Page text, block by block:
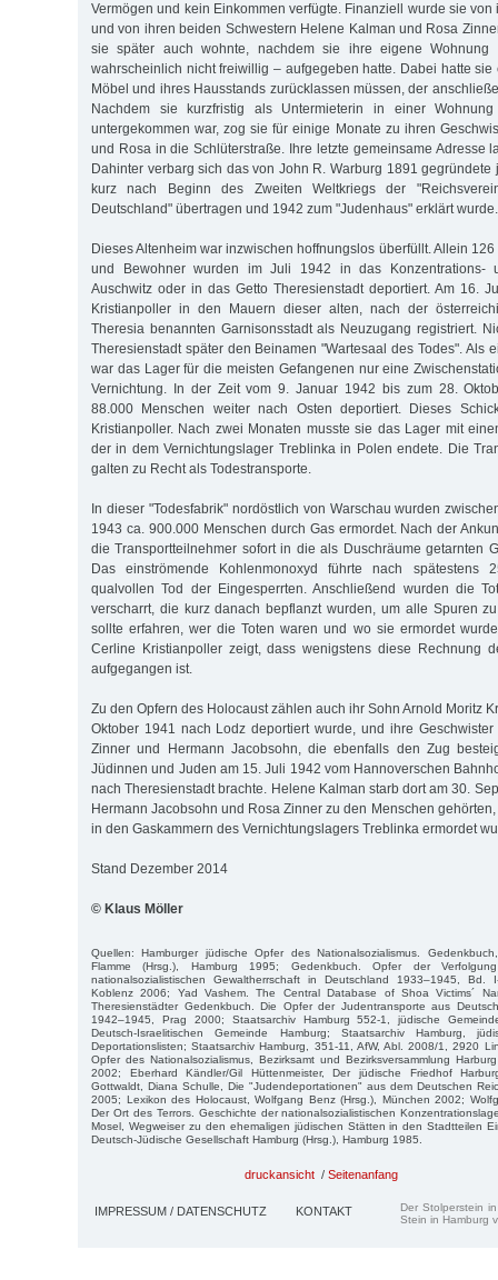
Vermögen und kein Einkommen verfügte. Finanziell wurde sie
und von ihren beiden Schwestern Helene Kalman und Rosa
sie später auch wohnte, nachdem sie ihre eigene
wahrscheinlich nicht freiwillig – aufgegeben hatte. Dabei hatte
Möbel und ihres Hausstands zurücklassen müssen, der
Nachdem sie kurzfristig als Untermieterin in einer
untergekommen war, zog sie für einige Monate zu ihren
und Rosa in die Schlüterstraße. Ihre letzte gemeinsame Adresse
Dahinter verbarg sich das von John R. Warburg 1891 gegründete
kurz nach Beginn des Zweiten Weltkriegs der
Deutschland" übertragen und 1942 zum "Judenhaus" erklärt wurde.
Dieses Altenheim war inzwischen hoffnungslos überfüllt. Allein
und Bewohner wurden im Juli 1942 in das Konzentrations-
Auschwitz oder in das Getto Theresienstadt deportiert. Am 16.
Kristianpoller in den Mauern dieser alten, nach der
Theresia benannten Garnisonsstadt als Neuzugang registriert.
Theresienstadt später den Beinamen "Wartesaal des Todes". Als
war das Lager für die meisten Gefangenen nur eine
Vernichtung. In der Zeit vom 9. Januar 1942 bis zum 28.
88.000 Menschen weiter nach Osten deportiert. Dieses
Kristianpoller. Nach zwei Monaten musste sie das Lager mit
der in dem Vernichtungslager Treblinka in Polen endete. Die
galten zu Recht als Todestransporte.
In dieser "Todesfabrik" nordöstlich von Warschau wurden
1943 ca. 900.000 Menschen durch Gas ermordet. Nach der
die Transportteilnehmer sofort in die als Duschräume getarnten
Das einströmende Kohlenmonoxyd führte nach spätestens
qualvollen Tod der Eingesperrten. Anschließend wurden die
verscharrt, die kurz danach bepflanzt wurden, um alle Spuren
sollte erfahren, wer die Toten waren und wo sie ermordet
Cerline Kristianpoller zeigt, dass wenigstens diese Rechnung
aufgegangen ist.
Zu den Opfern des Holocaust zählen auch ihr Sohn Arnold Moritz
Oktober 1941 nach Lodz deportiert wurde, und ihre
Zinner und Hermann Jacobsohn, die ebenfalls den Zug
Jüdinnen und Juden am 15. Juli 1942 vom Hannoverschen
nach Theresienstadt brachte. Helene Kalman starb dort am 30.
Hermann Jacobsohn und Rosa Zinner zu den Menschen
in den Gaskammern des Vernichtungslagers Treblinka ermordet
Stand Dezember 2014
© Klaus Möller
Quellen: Hamburger jüdische Opfer des Nationalsozialismus.
Flamme (Hrsg.), Hamburg 1995; Gedenkbuch. Opfer der
nationalsozialistischen Gewaltherrschaft in Deutschland 1933–1945, Bd.
Koblenz 2006; Yad Vashem. The Central Database of Shoa Victims´
Theresienstädter Gedenkbuch. Die Opfer der Judentransporte aus
1942–1945, Prag 2000; Staatsarchiv Hamburg 552-1, jüdische
Deutsch-Israelitischen Gemeinde Hamburg; Staatsarchiv Hamburg,
Deportationslisten; Staatsarchiv Hamburg, 351-11, AfW, Abl. 2008/1, 2920
Opfer des Nationalsozialismus, Bezirksamt und Bezirksversammlung
2002; Eberhard Kändler/Gil Hüttenmeister, Der jüdische Friedhof
Gottwaldt, Diana Schulle, Die "Judendeportationen" aus dem Deutschen
2005; Lexikon des Holocaust, Wolfgang Benz (Hrsg.), München 2002;
Der Ort des Terrors. Geschichte der nationalsozialistischen
Mosel, Wegweiser zu den ehemaligen jüdischen Stätten in den Stadtteilen
Deutsch-Jüdische Gesellschaft Hamburg (Hrsg.), Hamburg 1985.
druckansicht / Seitenanfang
IMPRESSUM / DATENSCHUTZ KONTAKT
Der Stolperstein
Stein in Hamburg